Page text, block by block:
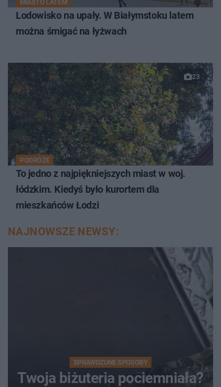
MIASTO LATEM
Lodowisko na upały. W Białymstoku latem
można śmigać na łyżwach
23
PODRÓŻE
To jedno z najpiękniejszych miast w woj.
łódzkim. Kiedyś było kurortem dla
mieszkańców Łodzi
NAJNOWSZE NEWSY:
SPRAWDZONE SPOSOBY
Twoja biżuteria pociemniała?